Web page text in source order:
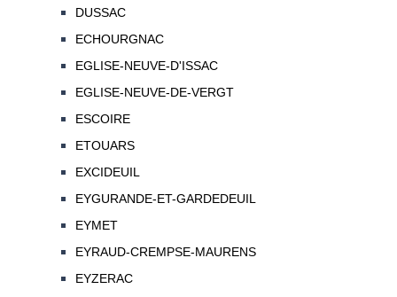
DUSSAC
ECHOURGNAC
EGLISE-NEUVE-D'ISSAC
EGLISE-NEUVE-DE-VERGT
ESCOIRE
ETOUARS
EXCIDEUIL
EYGURANDE-ET-GARDEDEUIL
EYMET
EYRAUD-CREMPSE-MAURENS
EYZERAC